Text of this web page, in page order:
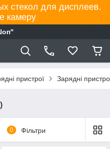
стекол для дисплеев.
камеру
пристрої Зарядні
0 Фільтри